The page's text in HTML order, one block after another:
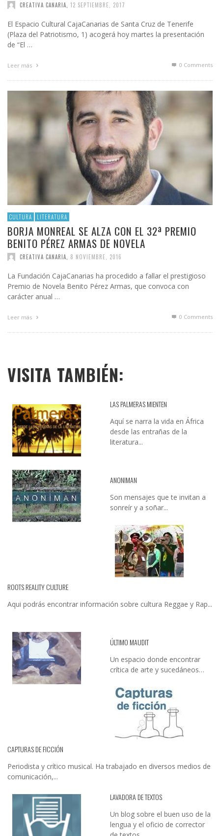
CREATIVA CANARIA 12 SEPTIEMBRE, 2017
El Espacio Cultural CajaCanarias de Santa Cruz de Tenerife
(Plaza del Patriotismo, 1) acogerá hoy martes la presentación
de “El …
Leer más 0 Comments
CULTURA LITERATURA
BORJA MONREAL SE ALZA CON EL 32ª PREMIO
BENITO PÉREZ ARMAS DE NOVELA
CREATIVA CANARIA 8 NOVIEMBRE, 2016
La Fundación CajaCanarias ha procedido a fallar el prestigioso
Premio de Novela Benito Pérez Armas, que convoca con
carácter anual …
Leer más 0 Comments
VISITA TAMBIÉN:
LAS PALMERAS MIENTEN
Aquí se narra la vida en África
desde las entrañas de la
literatura...
ANONIMAN
Son mensajes que te invitan a
sonreír y a soñar...
ROOTS REALITY CULTURE
Aqui podrás encontrar información sobre cultura Reggae y Rap...
ÚLTIMO MAUDIT
Un espacio donde encontrar
crítica de arte y sucedáneos…
CAPTURAS DE FICCIÓN
Periodista y crítico musical. Ha trabajado en diversos medios de
comunicación,...
LAVADORA DE TEXTOS
Un blog sobre el buen uso de la
lengua y el oficio de corrector